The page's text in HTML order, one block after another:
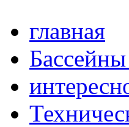
главная